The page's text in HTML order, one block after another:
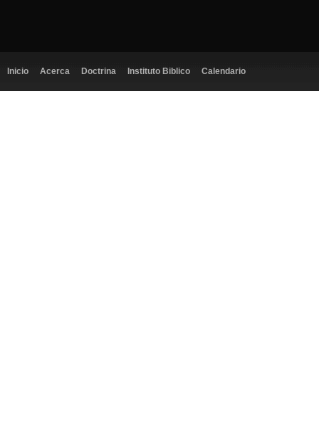
Inicio Acerca Doctrina Instituto Biblico Calendario